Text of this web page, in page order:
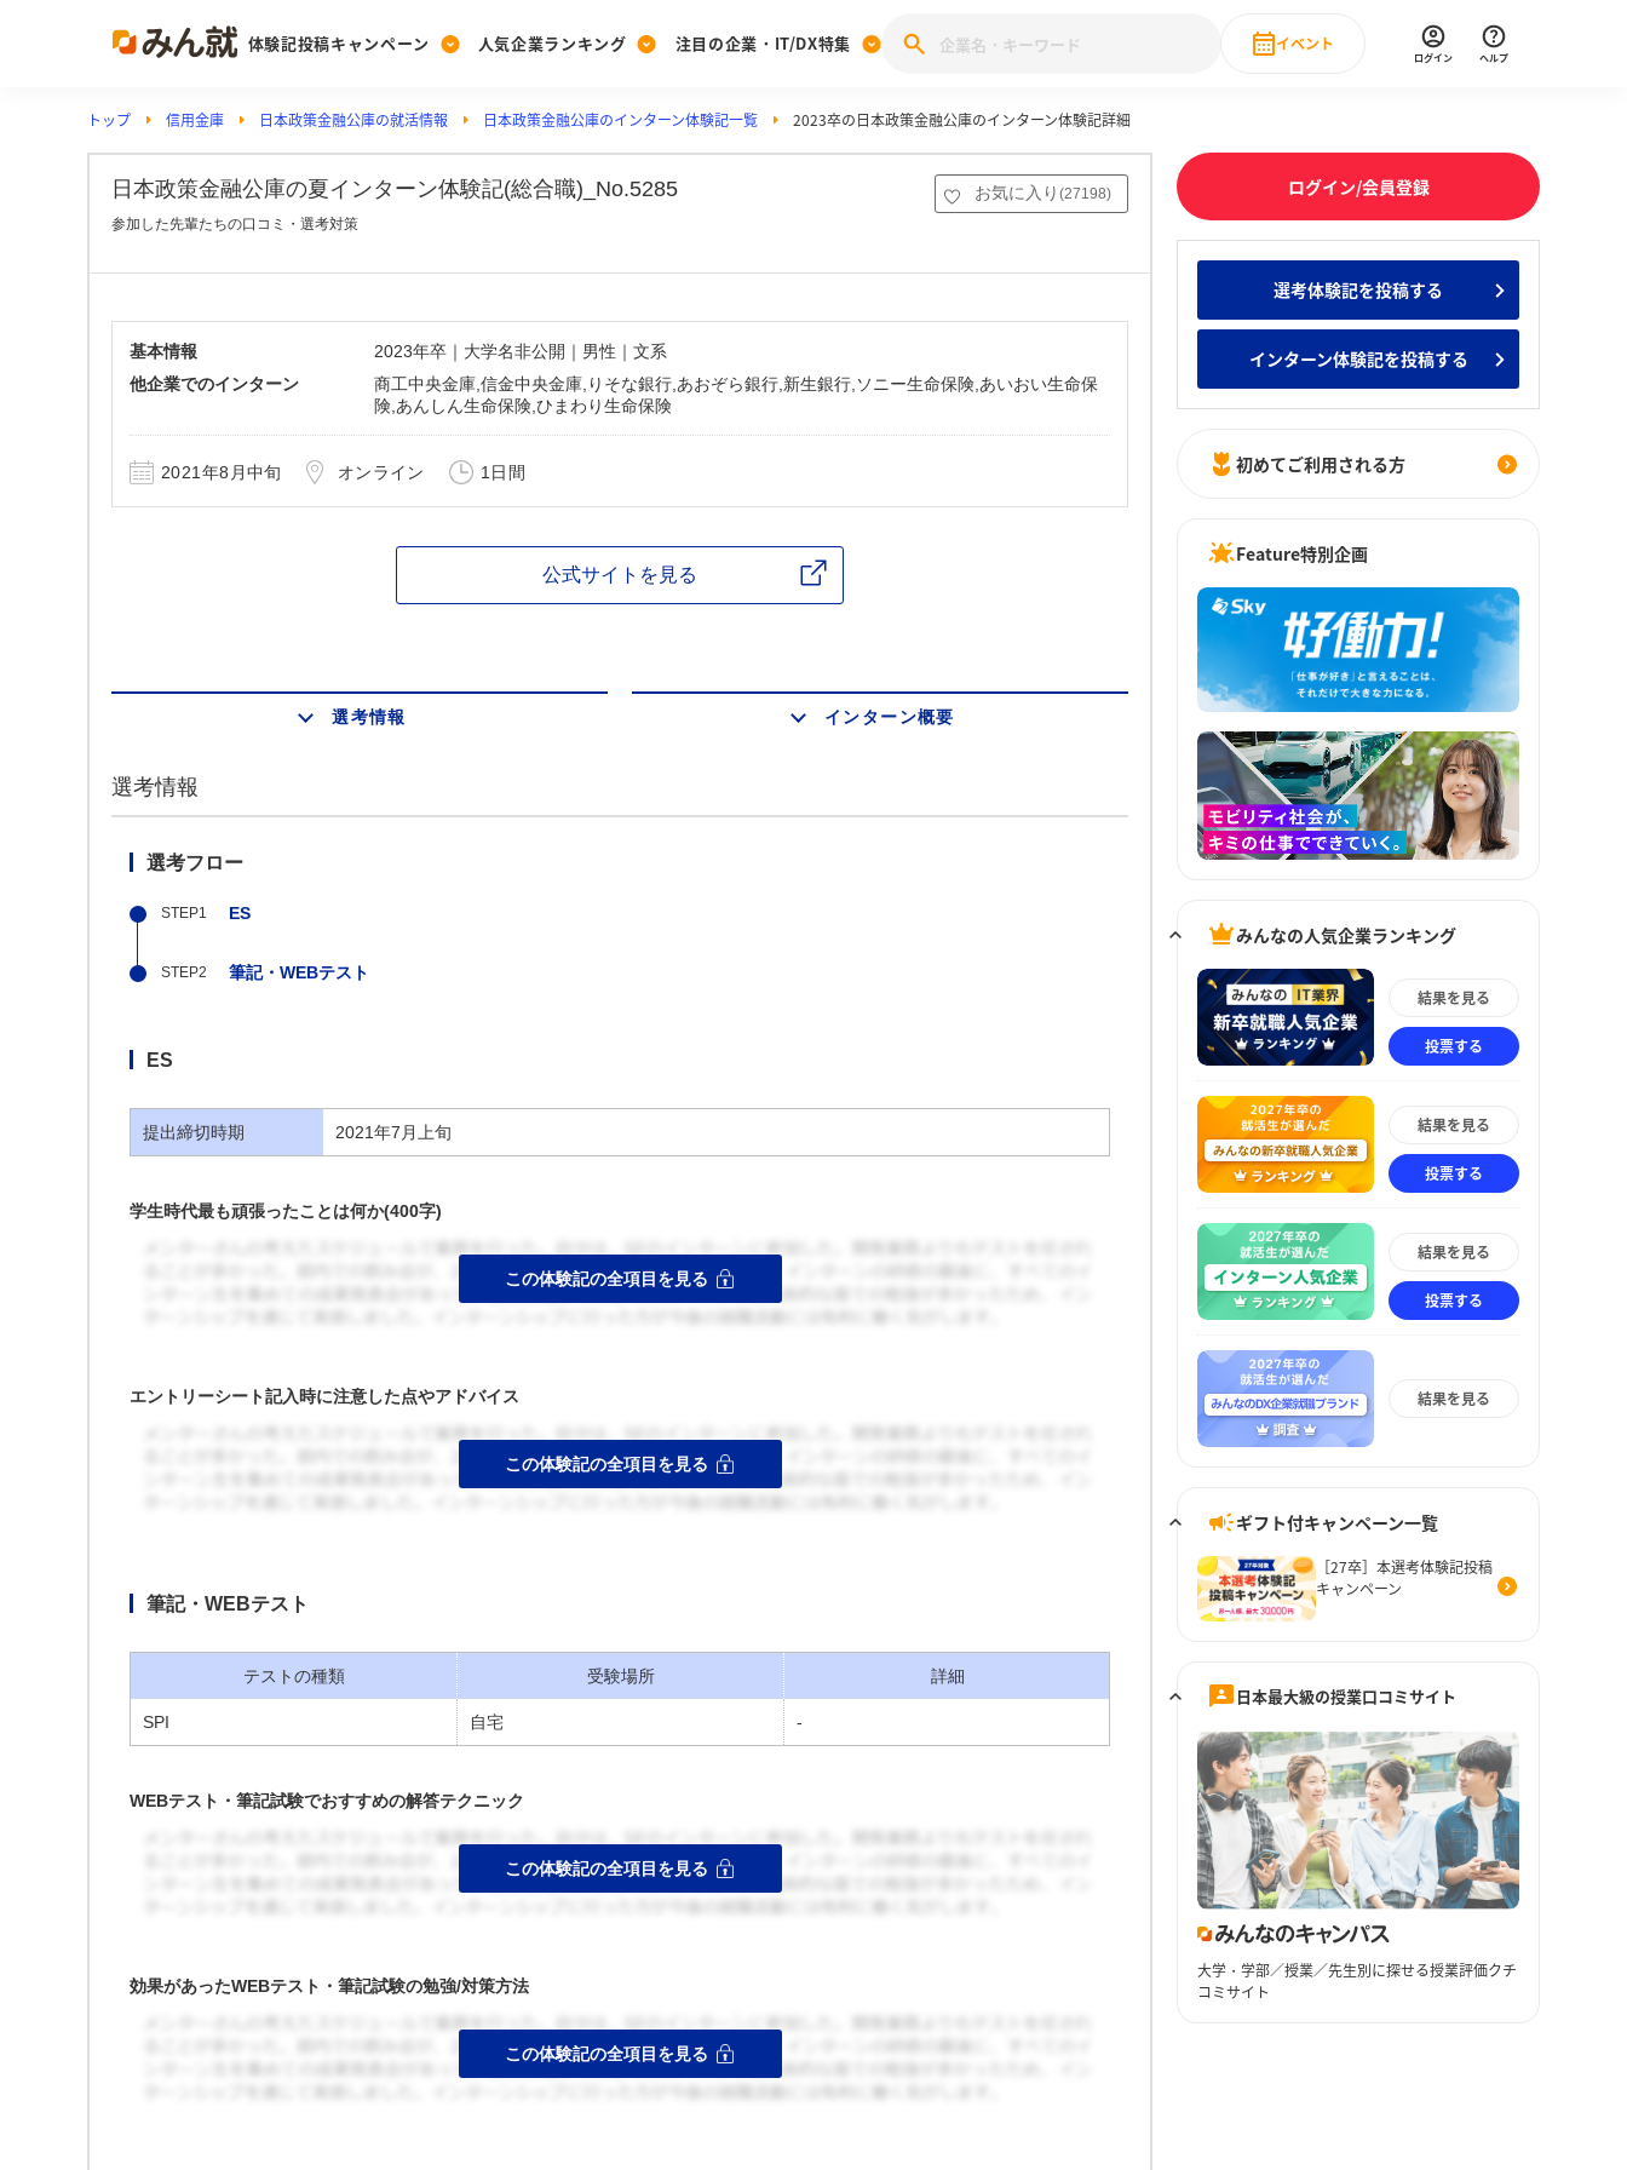
体験記投稿キャンペーン
Post
投稿する
[27卒] 本選考体験記投稿キャンペーン
人気企業ランキング
Ranking
ランキングを見る
みんなのDX企業就職ブランド調査
Vote
投票する
みんなの新卒就職人気企業ランキング みんなのインターン人気企業ランキ
注目の企業・IT/DX特集
PickUp
注目の企業特集
28卒 IT・DX現場社員インタビュー
動画で知ろう！業界・企業研究
イベント
直近のイベント一覧
ログイン ヘルプ
トップ 信用金庫 日本政策金融公庫の就活情報 日本政策金融公庫のインターン体験記一覧 2023卒の日本政策金融公庫のインターン体験記詳細
日本政策金融公庫の夏インターン体験記(総合職)_No.5285 お気に入り (27198)
参加した先輩たちの口コミ・選考対策
基本情報
2023年卒｜大学名非公開｜男性｜文系
他企業でのインターン
商工中央金庫,信金中央金庫,りそな銀行,あおぞら銀行,新生銀行,ソニー生命保険,あいおい生命保
険,あんしん生命保険,ひまわり生命保険
2021年8月中旬 オンライン 1日間
公式サイトを見る
選考情報 インターン概要
選考情報
選考フロー
ES
筆記・WEBテスト
ES
提出締切時期 2021年7月上旬
学生時代最も頑張ったことは何か(400字)
エントリーシート記入時に注意した点やアドバイス
筆記・WEBテスト
テストの種類 受験場所 詳細
SPI 自宅 -
WEBテスト・筆記試験でおすすめの解答テクニック
効果があったWEBテスト・筆記試験の勉強/対策方法
ログイン/会員登録
選考体験記を投稿する
インターン体験記を投稿する
初めてご利用される方
Feature特別企画
みんなの人気企業ランキング
結果を見る
投票する
結果を見る
投票する
結果を見る
投票する
結果を見る
ギフト付キャンペーン一覧
［27卒］本選考体験記投稿
キャンペーン
日本最大級の授業口コミサイト
大学・学部／授業／先生別に探せる授業評価クチ
コミサイト